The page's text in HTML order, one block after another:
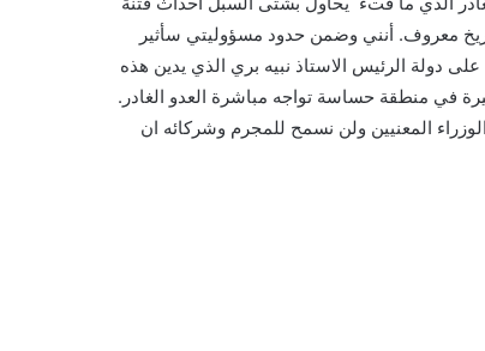
معروف. أنني وضمن حدود مسؤوليتي سأثير
دولة الرئيس الاستاذ نبيه بري الذي يدين هذه
في منطقة حساسة تواجه مباشرة العدو الغادر.
المعنيين ولن نسمح للمجرم وشركائه ان